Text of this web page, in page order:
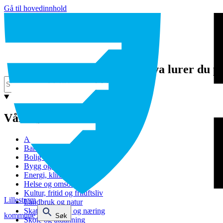
Gå til hovedinnhold
Lillestrøm
kommune
Søk
Hva lurer du
Våre tjenester
Avfall og gjenvinning
Barnehage
Bolig og sosiale tjenester
Bygg og eiendom
Energi, klima og miljø
Helse og omsorg
Kultur, fritid og friluftsliv
Landbruk og natur
Skatt, bevilling og næring
Skole og utdanning